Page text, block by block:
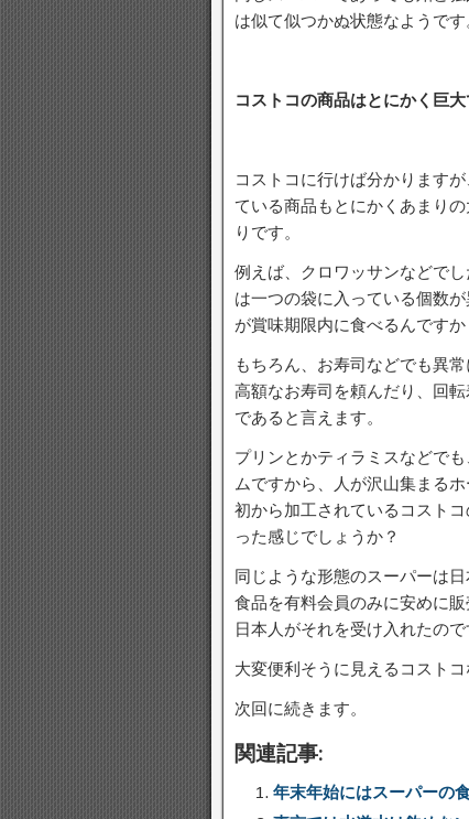
は似て似つかぬ状態なようです
コストコの商品はとにかく巨大
コストコに行けば分かります
ている商品もとにかくあまり
りです。
例えば、クロワッサンなどで
は一つの袋に入っている個数
が賞味期限内に食べるんですか
もちろん、お寿司などでも異
高額なお寿司を頼んだり、回
であると言えます。
プリンとかティラミスなどで
ムですから、人が沢山集まる
初から加工されているコスト
った感じでしょうか？
同じような形態のスーパーは
食品を有料会員のみに安めに
日本人がそれを受け入れたの
大変便利そうに見えるコスト
次回に続きます。
関連記事:
年末年始にはスーパーの